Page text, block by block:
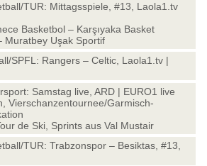
TUR: Mittagsspiele, #13, Laola1.tv
Basketbol – Karşıyaka Basket
Uşak Sportif
SPFL: Rangers – Celtic, Laola1.tv |
Samstag live, ARD | EURO1 live
Vierschanzentournee/Garmisch-
de Ski, Sprints aus Val Mustair
TUR: Trabzonspor – Besiktas, #13,